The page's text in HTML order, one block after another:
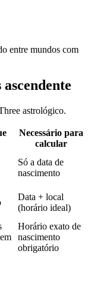
entre mundos com
astrológico.
Necessário para
calcular
Só a data de
nascimento
Data + local
(horário ideal)
Horário exato de
nascimento
obrigatório